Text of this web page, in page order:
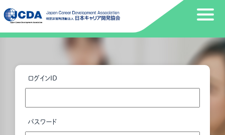
ログインID
パスワード